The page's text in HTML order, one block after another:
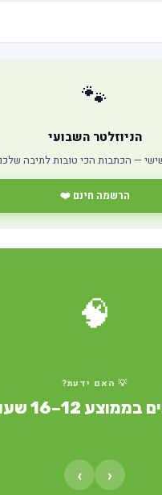
🐾
הניוזלטר השבועי
— הכתבות הכי טובות לתיבה שלכם
הרשמה חינם ❤️
🧠
💡 האם ידעת?
12–16 שעות ביום.